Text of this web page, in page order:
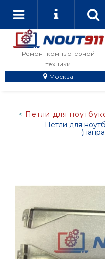
Ремонт компьютерной
техники
Москва
Петли для
Петли для